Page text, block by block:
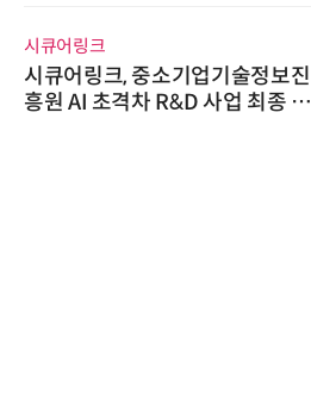
시큐어링크
시큐어링크, 중소기업기술정보진
흥원 AI 초격차 R&D 사업 최종 선